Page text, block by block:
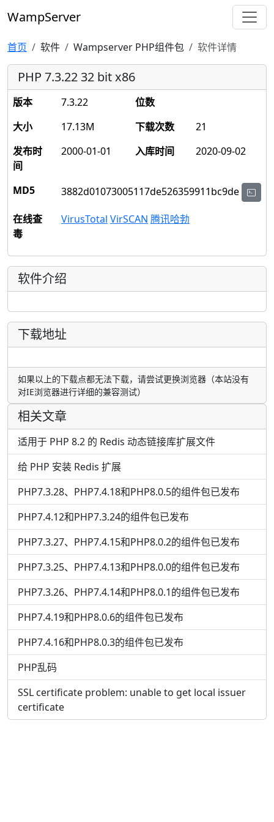
WampServer
首页 软件 Wampserver PHP组件包 软件详情
PHP 7.3.22 32 bit x86
版本 7.3.22
位数
大小
17.13M 下载次数
21
发布时
间
2000-01-01 入库时间 2020-09-02
MD5 3882d01073005117de526359911bc9de
在线查
毒
VirusTotal VirSCAN 腾讯哈勃
软件介绍
下载地址
如果以上的下载点都无法下载，请尝试更换浏览器（本站没有
对IE浏览器进行详细的兼容测试）
相关文章
适用于 PHP 8.2 的 Redis 动态链接库扩展文件
给 PHP 安装 Redis 扩展
PHP7.3.28、PHP7.4.18和PHP8.0.5的组件包已发布
PHP7.4.12和PHP7.3.24的组件包已发布
PHP7.3.27、PHP7.4.15和PHP8.0.2的组件包已发布
PHP7.3.25、PHP7.4.13和PHP8.0.0的组件包已发布
PHP7.3.26、PHP7.4.14和PHP8.0.1的组件包已发布
PHP7.4.19和PHP8.0.6的组件包已发布
PHP7.4.16和PHP8.0.3的组件包已发布
PHP乱码
SSL certificate problem: unable to get local issuer
certificate